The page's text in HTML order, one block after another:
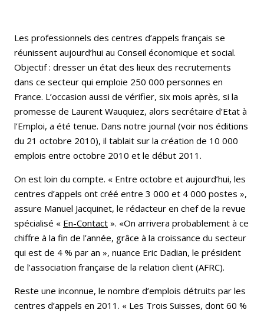
Les professionnels des centres d’appels français se
réunissent aujourd’hui au Conseil économique et social.
Objectif : dresser un état des lieux des recrutements
dans ce secteur qui emploie 250 000 personnes en
France. L’occasion aussi de vérifier, six mois après, si la
promesse de Laurent Wauquiez, alors secrétaire d’Etat à
l’Emploi, a été tenue. Dans notre journal (voir nos éditions
du 21 octobre 2010), il tablait sur la création de 10 000
emplois entre octobre 2010 et le début 2011.
On est loin du compte. « Entre octobre et aujourd’hui, les
centres d’appels ont créé entre 3 000 et 4 000 postes »,
assure Manuel Jacquinet, le rédacteur en chef de la revue
spécialisé « En-Contact ». «On arrivera probablement à ce
chiffre à la fin de l’année, grâce à la croissance du secteur
qui est de 4 % par an », nuance Eric Dadian, le président
de l’association française de la relation client (AFRC).
Reste une inconnue, le nombre d’emplois détruits par les
centres d’appels en 2011. « Les Trois Suisses, dont 60 %